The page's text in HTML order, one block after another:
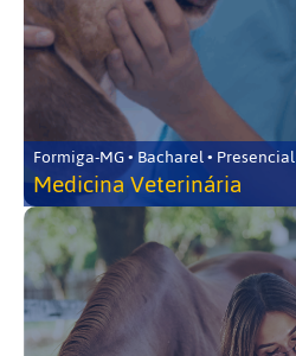
Formiga-MG • Bacharel • Presencial
Medicina Veterinária